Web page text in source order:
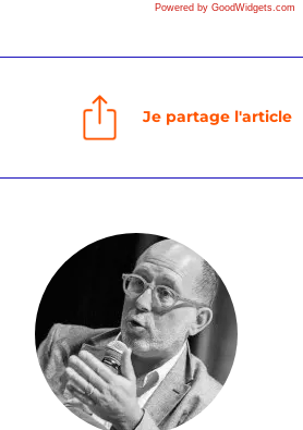
Powered by GoodWidgets.com
Je partage l'article